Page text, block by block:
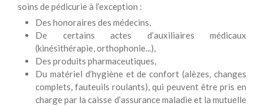
soins de pédicurie à l’exception :
Des honoraires des médecins,
De certains actes d’auxiliaires médicaux
(kinésithérapie, orthophonie...),
Des produits pharmaceutiques,
Du matériel d’hygiène et de confort (alèzes, changes
complets, fauteuils roulants), qui peuvent être pris en
charge par la caisse d’assurance maladie et la mutuelle